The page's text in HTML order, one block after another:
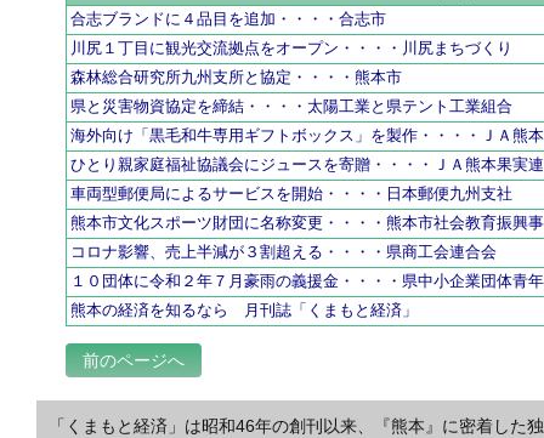
合志ブランドに４品目を追加・・・・合志市
川尻１丁目に観光交流拠点をオープン・・・・川尻まちづくり
森林総合研究所九州支所と協定・・・・熊本市
県と災害物資協定を締結・・・・太陽工業と県テント工業組合
海外向け「黒毛和牛専用ギフトボックス」を製作・・・・ＪＡ熊
ひとり親家庭福祉協議会にジュースを寄贈・・・・ＪＡ熊本果実連
車両型郵便局によるサービスを開始・・・・日本郵便九州支社
熊本市文化スポーツ財団に名称変更・・・・熊本市社会教育振興
コロナ影響、売上半減が３割超える・・・・県商工会連合会
１０団体に令和２年７月豪雨の義援金・・・・県中小企業団体青
熊本の経済を知るなら 月刊誌「くまもと経済」
前のページへ
「くまもと経済」は昭和46年の創刊以来、『熊本』に密着し